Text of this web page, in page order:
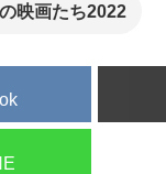
映画たち2022